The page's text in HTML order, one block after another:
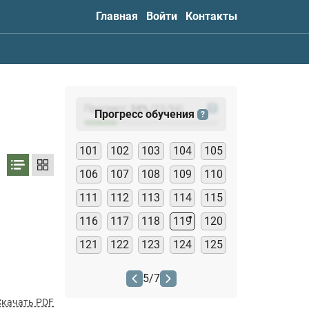
Главная Войти Контакты
PDF
Прогресс: (23
Прогресс обучения ?
101 102 103 104
105
106
107 108 109
110
111
112 113 114
115
116
117 118 119
120
121
122 123 124 125
5/7